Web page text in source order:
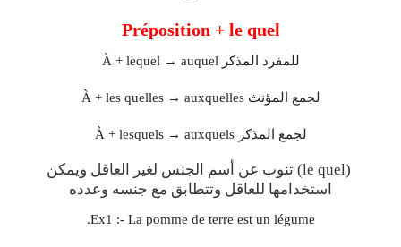
Préposition + le quel
À + lequel → auquel للمفرد المذكر
À + les quelles → auxquelles لجمع المؤنث
À + lesquels → auxquels لجمع المذكر
(le quel) تنوب عن أسم الجنس لغير العاقل ويمكن
استخدامها للعاقل وتتطابق مع جنسه وعدده
Ex1 :- La pomme de terre est un légume.